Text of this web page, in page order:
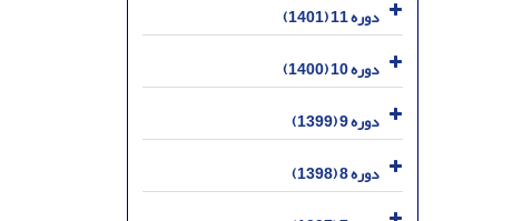
دوره 11 (1401)
دوره 10 (1400)
دوره 9 (1399)
دوره 8 (1398)